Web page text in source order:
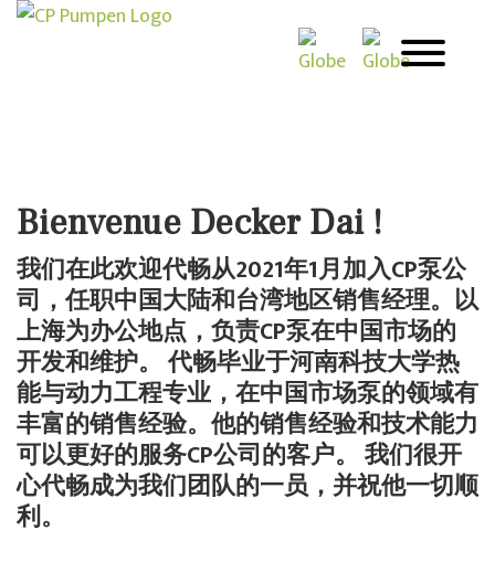
Bienvenue Decker Dai !
我们在此欢迎代畅从2021年1月加入CP泵公
司，任职中国大陆和台湾地区销售经理。以
上海为办公地点，负责CP泵在中国市场的
开发和维护。 代畅毕业于河南科技大学热
能与动力工程专业，在中国市场泵的领域有
丰富的销售经验。他的销售经验和技术能力
可以更好的服务CP公司的客户。 我们很开
心代畅成为我们团队的一员，并祝他一切顺
利。